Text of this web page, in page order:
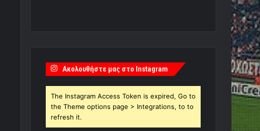
Ακολουθήστε μας στο Instagram
The Instagram Access Token is expired, Go to
the Theme options page > Integrations, to to
refresh it.